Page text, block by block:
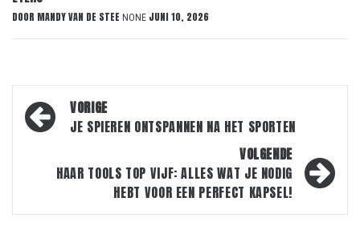
DOOR MANDY VAN DE STEE NONE JUNI 10, 2026
Bericht
navigatie
VORIGE
JE SPIEREN ONTSPANNEN NA HET SPORTEN
VOLGENDE
HAAR TOOLS TOP VIJF: ALLES WAT JE NODIG
HEBT VOOR EEN PERFECT KAPSEL!